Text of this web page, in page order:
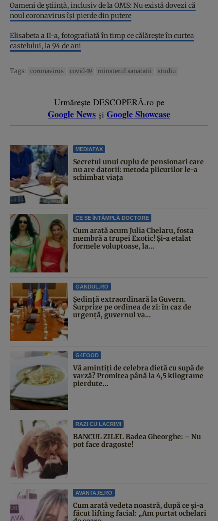
Oameni de știință, inclusiv de la OMS: Nu există dovezi că
noul coronavirus îşi pierde din putere
Elisabeta a II-a, fotografiată în timp ce călăreşte în curtea
castelului, la 94 de ani
Tags: coronavirus covid-19 minsterul sanatatii studiu
Urmărește DESCOPERĂ.ro pe
Google News și Google Showcase
MEDIAFAX
Secretul unui cuplu de pensionari care
nu are datorii: metoda plicurilor le-a
schimbat viața
CE SE ÎNTÂMPLĂ DOCTORE
Cum arată acum Julia Chelaru, fosta
membră a trupei Exotic! Și-a etalat
formele voluptoase, la...
GANDUL.RO
Şedinţă extraordinară la Guvern.
Surprize pe ordinea de zi: în caz de
urgență, guvernul va...
G4FOOD
Vă amintiți de celebra dietă cu supă de
varză? Promitea până la 4,5 kilograme
pierdute...
RAZI CU LACRIMI
BANCUL ZILEI. Badea Gheorghe: – Nu
pot face dragoste!
AVANTAJE.RO
Cum arată vedeta noastră, după ce și-a
făcut lifting facial: „Am purtat ochelari